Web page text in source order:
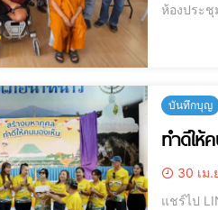
ห้องประชุมสำนักงานเกษตร อ
บันทึกบุญ
ทำดีให้
30 เม.
แชร์ไป LINE แชร์ไป LINE [elementor-template id="12184"] แจกแว่นสายตาผู้สูงอา